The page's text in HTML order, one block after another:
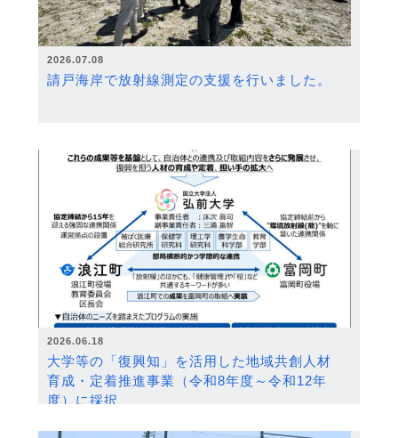
2026.07.08
請戸海岸で放射線測定の支援を行いました。
2026.06.18
大学等の「復興知」を活用した地域共創人材
育成・定着推進事業（令和8年度～令和12年
度）に採択